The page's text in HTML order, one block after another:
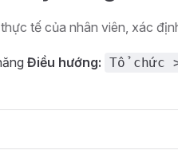
tế của nhân viên, xác
Điều hướng: Tổ chức